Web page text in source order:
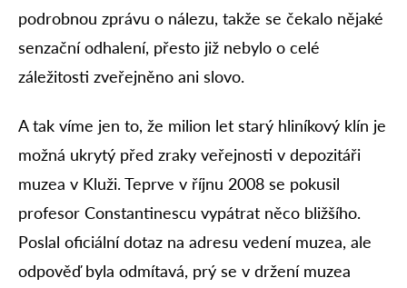
podrobnou zprávu o nálezu, takže se čekalo nějaké
senzační odhalení, přesto již nebylo o celé
záležitosti zveřejněno ani slovo.
A tak víme jen to, že milion let starý hliníkový klín je
možná ukrytý před zraky veřejnosti v depozitáři
muzea v Kluži. Teprve v říjnu 2008 se pokusil
profesor Constantinescu vypátrat něco bližšího.
Poslal oficiální dotaz na adresu vedení muzea, ale
odpověď byla odmítavá, prý se v držení muzea